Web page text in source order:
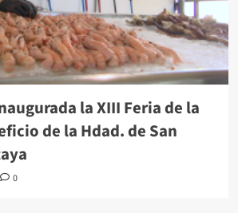
la XIII Feria de la
de la Hdad. de San
0